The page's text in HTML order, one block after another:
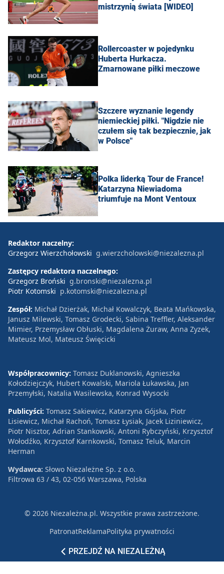
mistrzynią świata [WIDEO]
Rollercoaster w pojedynku
Huberta Hurkacza.
Zmarnowane piłki meczowe
Szczere wyznanie legendy
niemieckiej piłki. "Nigdzie nie
czułem się tak bezpiecznie, jak
w Polsce"
Polka liderką Tour de France!
Katarzyna Niewiadoma
triumfuje na Mont Ventoux
PRZEJDŹ NA NIEZALEŻNĄ
Redaktor naczelny:
Grzegorz Wierzchołowski g.wierzcholowski@niezalezna.pl
Zastępcy redaktora naczelnego:
Grzegorz Broński g.bronski@niezalezna.pl
Piotr Kotomski p.kotomski@niezalezna.pl
Zespół: Michał Dzierżak, Michał Kowalczyk, Beata Mańkowska,
Janusz Milewski, Tomasz Grodecki, Sabina Treffler, Aleksander
Mimier, Przemysław Obłuski, Magdalena Żuraw, Anna Zyzek,
Mateusz Mol, Mateusz Święcicki
Współpracownicy: Tomasz Duklanowski, Agnieszka
Kołodziejczyk, Hubert Kowalski, Mariola Łukawska, Jan
Przemyłski, Natalia Wasilewska, Konrad Wysocki
Publicyści: Tomasz Sakiewicz, Katarzyna Gójska, Piotr
Lisiewicz, Michał Rachoń, Tomasz Łysiak, Jacek Liziniewicz,
Piotr Nisztor, Adrian Stankowski, Antoni Rybczyński, Krzysztof
Wołodźko, Krzysztof Karnkowski, Tomasz Teluk, Marcin
Herman
Wydawca: Słowo Niezależne Sp. z o.o.
Filtrowa 63 / 43, 02-056 Warszawa, Polska
© 2026 Niezależna.pl. Wszystkie prawa zastrzeżone.
PatronatReklamaPolityka prywatności